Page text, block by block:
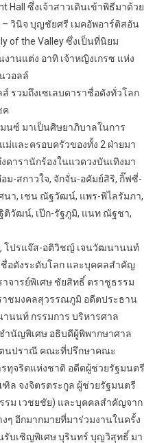
ซึ่งเจ้าสาวเดินเข้าพิธีมาด้วย
วินิจ บุญชัยศรี เมคอัพอาร์ติสอัน
of the Valley ซึ่งเป็นที่นิยม
านแต่ง อาทิ เจ้าหญิงเกรซ แห่ง
วอลล์
รวมถึงเซเลบดาราชื่อดังทั่วโลก
ค
นซ์ มาเป็นศิษยาภิบาลในการ
และครอบครัวของทั้ง 2 ฝ่ายมา
ารานักร้องในแวดวงบันเทิงมา
ม-สกาวใจ, จักจั่น-อคัมย์สิริ, กิ๊ฟซี่-
นา, เชน ณัฐวัฒน์, แพร-พิไลรัมภา,
วัฒน์, เป๊ก-รัฐภูมิ, แนท ณัฐชา,
โปรแจ๊ส-อติวิชญ์ เจนวัฒนานนท์
อดังระดับโลก และบุคคลสำคัญ
จารย์พิเศษ ชัยสิทธิ์ ตราชูธรรม
าชมงคลสุวรรณภูมิ อดีตประธาน
นนท์ กรรมการ บริหารศาล
นัญพิเศษ อธิบดีผู้พิพากษาศาล
ตนปราณี คณะที่ปรึกษาคณะ
ทุจริตแห่งชาติ อดีตผู้ช่วยรัฐมนตรี
ล จงจิตรตระกูล ผู้ช่วยรัฐมนตรี
ม เวชยชัย) และบุคคลสำคัญจาก
ๆ อีกมากมายที่มาร่วมงานในครั้ง
บเชิญพิเศษ บุรินทร์ บุญวิสุทธิ์ มา